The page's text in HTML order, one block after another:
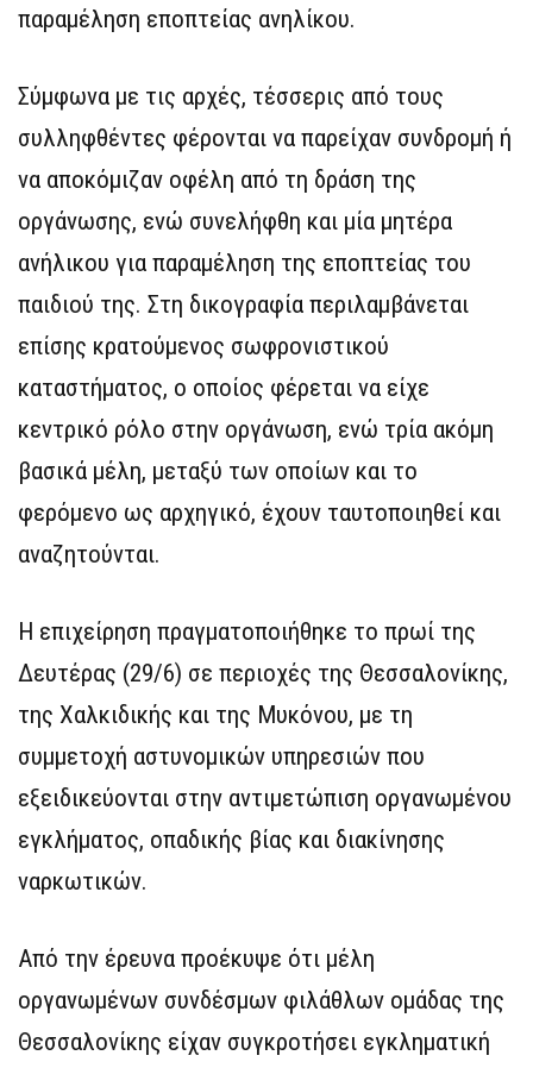
παραμέληση εποπτείας ανηλίκου.
Σύμφωνα με τις αρχές, τέσσερις από τους
συλληφθέντες φέρονται να παρείχαν συνδρομή ή
να αποκόμιζαν οφέλη από τη δράση της
οργάνωσης, ενώ συνελήφθη και μία μητέρα
ανήλικου για παραμέληση της εποπτείας του
παιδιού της. Στη δικογραφία περιλαμβάνεται
επίσης κρατούμενος σωφρονιστικού
καταστήματος, ο οποίος φέρεται να είχε
κεντρικό ρόλο στην οργάνωση, ενώ τρία ακόμη
βασικά μέλη, μεταξύ των οποίων και το
φερόμενο ως αρχηγικό, έχουν ταυτοποιηθεί και
αναζητούνται.
Η επιχείρηση πραγματοποιήθηκε το πρωί της
Δευτέρας (29/6) σε περιοχές της Θεσσαλονίκης,
της Χαλκιδικής και της Μυκόνου, με τη
συμμετοχή αστυνομικών υπηρεσιών που
εξειδικεύονται στην αντιμετώπιση οργανωμένου
εγκλήματος, οπαδικής βίας και διακίνησης
ναρκωτικών.
Από την έρευνα προέκυψε ότι μέλη
οργανωμένων συνδέσμων φιλάθλων ομάδας της
Θεσσαλονίκης είχαν συγκροτήσει εγκληματική